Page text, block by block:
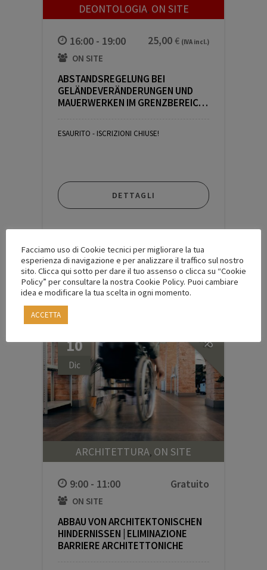
DEONTOLOGIA, ON SITE
16:00 - 19:00
ON SITE
ABSTANDSREGELUNG BEI
GELÄNDEVERÄNDERUNGEN UND
MAUERWERKEN IM GRENZBEREICH |
TERRENO E LE MURATURE NELLA
ESAURITO - ISCRIZIONI CHIUSE!
DETTAGLI
CFP
10
Dic
ARCHITETTURA, ON SITE
9:00 - 11:00
ON SITE
ABBAU VON ARCHITEKTONISCHEN
HINDERNISSEN | ELIMINAZIONE
BARRIERE ARCHITETTONICHE
Facciamo uso di Cookie tecnici per migliorare la tua
esperienza di navigazione e per analizzare il traffico sul nostro
sito. Clicca qui sotto per dare il tuo assenso o clicca su “Cookie
Policy” per consultare la nostra Cookie Policy. Puoi cambiare
idea e modificare la tua scelta in ogni momento.
ACCETTA